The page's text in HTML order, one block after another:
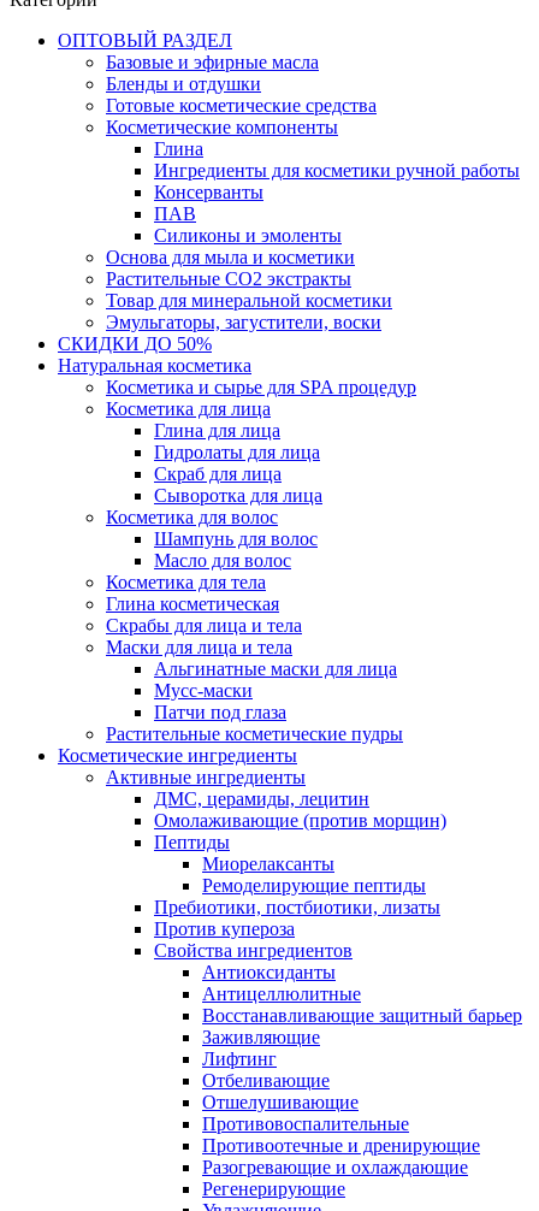
ОПТОВЫЙ РАЗДЕЛ
Базовые и эфирные масла
Бленды и отдушки
Готовые косметические средства
Косметические компоненты
Глина
Ингредиенты для косметики ручной работы
Консерванты
ПАВ
Силиконы и эмоленты
Основа для мыла и косметики
Растительные СО2 экстракты
Товар для минеральной косметики
Эмульгаторы, загустители, воски
СКИДКИ ДО 50%
Натуральная косметика
Косметика и сырье для SPA процедур
Косметика для лица
Глина для лица
Гидролаты для лица
Скраб для лица
Сыворотка для лица
Косметика для волос
Шампунь для волос
Масло для волос
Косметика для тела
Глина косметическая
Скрабы для лица и тела
Маски для лица и тела
Альгинатные маски для лица
Мусс-маски
Патчи под глаза
Растительные косметические пудры
Косметические ингредиенты
Активные ингредиенты
ДМС, церамиды, лецитин
Омолаживающие (против морщин)
Пептиды
Миорелаксанты
Ремоделирующие пептиды
Пребиотики, постбиотики, лизаты
Против купероза
Свойства ингредиентов
Антиоксиданты
Антицеллюлитные
Восстанавливающие защитный барьер
Заживляющие
Лифтинг
Отбеливающие
Отшелушивающие
Противовоспалительные
Противоотечные и дренирующие
Разогревающие и охлаждающие
Регенерирующие